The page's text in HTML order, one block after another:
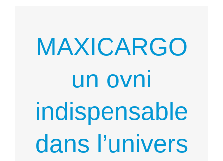
MAXICARGO
un ovni
indispensable
dans l’univers